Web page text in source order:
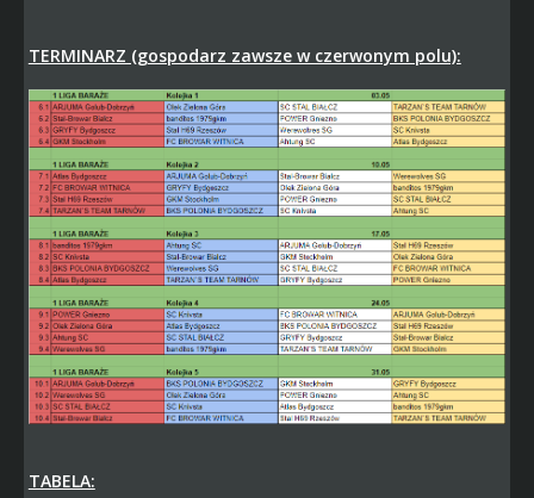
TERMINARZ (gospodarz zawsze w czerwonym polu):
TABELA: